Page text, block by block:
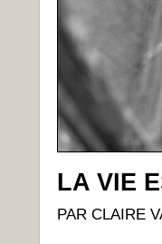
LA VIE
PAR CLAIRE